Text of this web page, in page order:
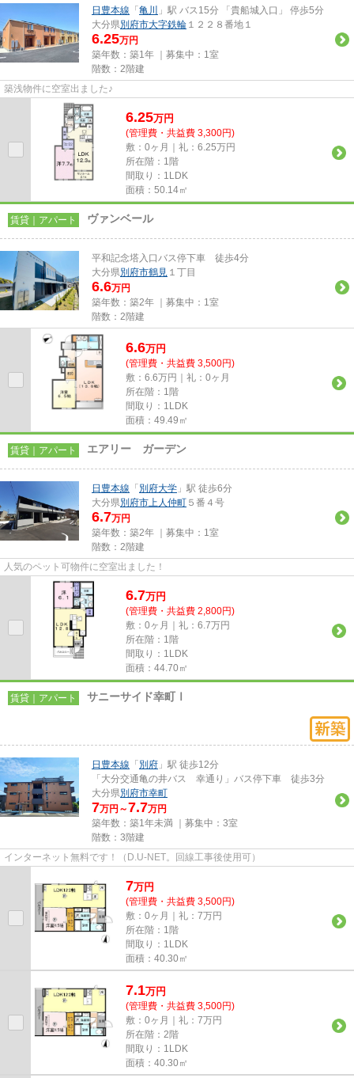
日豊本線 「 亀川
」駅 バス15分 「貴船城入口」 停歩5分
大分県別府市大字鉄輪 １２２８番地１
6.25万円
築年数：築1年 ｜募集中： 1室
階数：2階建
築浅物件に空室出ました♪
6.25万円
(管理費・共益費 3,300円)
敷：0ヶ月｜礼：6.25万円
所在階：1階
間取り：1LDK
面積：50.14㎡
賃貸｜アパート ヴァンベール
平和記念塔入口バス停下車 徒歩4分
大分県別府市鶴見 １丁目
6.6万円
築年数：築2年 ｜募集中： 1室
階数：2階建
6.6万円
(管理費・共益費 3,500円)
敷：6.6万円｜礼：0ヶ月
所在階：1階
間取り：1LDK
面積：49.49㎡
賃貸｜アパート エアリー ガーデン
日豊本線 「 別府大学 」駅 徒歩6分
大分県別府市上人仲町 ５番４号
6.7万円
築年数：築2年 ｜募集中： 1室
階数：2階建
人気のペット可物件に空室出ました！
6.7万円
(管理費・共益費 2,800円)
敷：0ヶ月｜礼：6.7万円
所在階：1階
間取り：1LDK
面積：44.70㎡
賃貸｜アパート サニーサイド幸町Ⅰ
日豊本線 「 別府 」駅 徒歩12分
「大分交通亀の井バス 幸通り」バス停下車 徒歩3分
大分県別府市幸町
7万円～7.7万円
築年数：築1年未満 ｜募集中： 3室
階数：3階建
インターネット無料です！（D.U-NET。回線工事後使用可）
7万円
(管理費・共益費 3,500円)
敷：0ヶ月｜礼：7万円
所在階：1階
間取り：1LDK
面積：40.30㎡
7.1万円
(管理費・共益費 3,500円)
敷：0ヶ月｜礼：7万円
所在階：2階
間取り：1LDK
面積：40.30㎡